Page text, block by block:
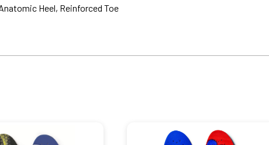
Heel, Reinforced Toe